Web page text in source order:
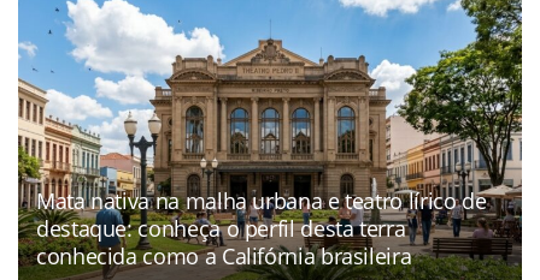
Mata nativa na malha urbana e teatro lírico de
destaque: conheça o perfil desta terra
conhecida como a Califórnia brasileira